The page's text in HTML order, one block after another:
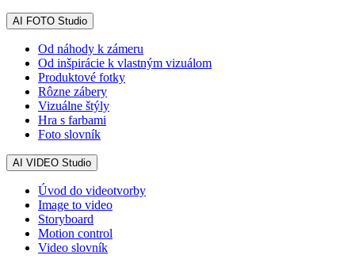
AI FOTO Studio
Od náhody k zámeru
Od inšpirácie k vlastným vizuálom
Produktové fotky
Rôzne zábery
Vizuálne štýly
Hra s farbami
Foto slovník
AI VIDEO Studio
Úvod do videotvorby
Image to video
Storyboard
Motion control
Video slovník